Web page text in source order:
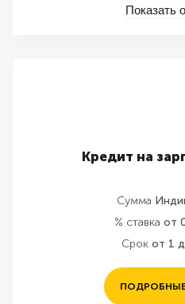
Показать
Кредит на
Сумма
% ставка от
Срок от 1